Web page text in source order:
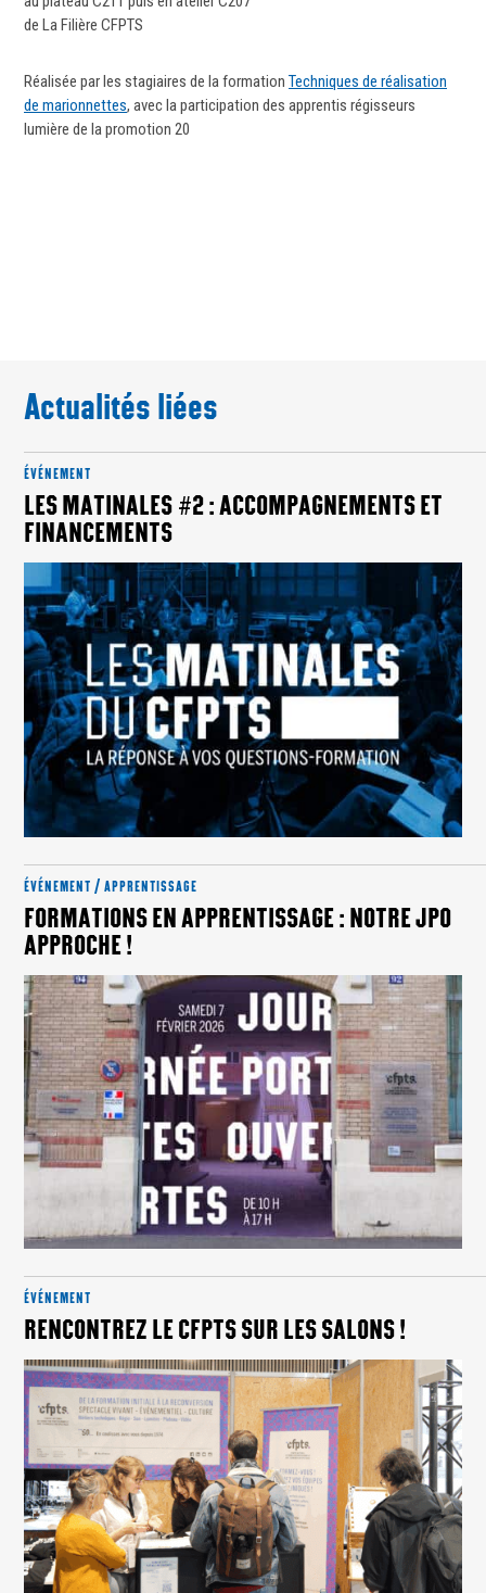
de La Filière CFPTS
Réalisée par les stagiaires de la formation Techniques de réalisation
de marionnettes, avec la participation des apprentis régisseurs
lumière de la promotion 20
Actualités liées
ÉVÉNEMENT
LES MATINALES #2 : ACCOMPAGNEMENTS ET
FINANCEMENTS
ÉVÉNEMENT / APPRENTISSAGE
FORMATIONS EN APPRENTISSAGE : NOTRE JPO
APPROCHE !
ÉVÉNEMENT
RENCONTREZ LE CFPTS SUR LES SALONS !